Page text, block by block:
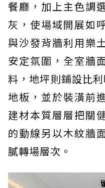
餐廳，加上主色調
灰，使場域開展如
與沙發背牆利用樂
安定氛圍，全室牆
料，地坪則鋪設比
地板，並於裝潢前
建材本質層層把關
的動線另以木紋牆
膩轉場層次。